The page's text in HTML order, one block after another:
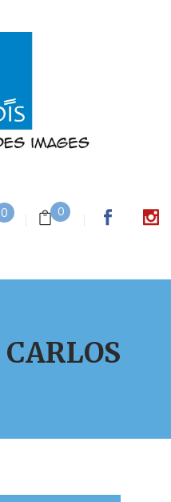
0 0